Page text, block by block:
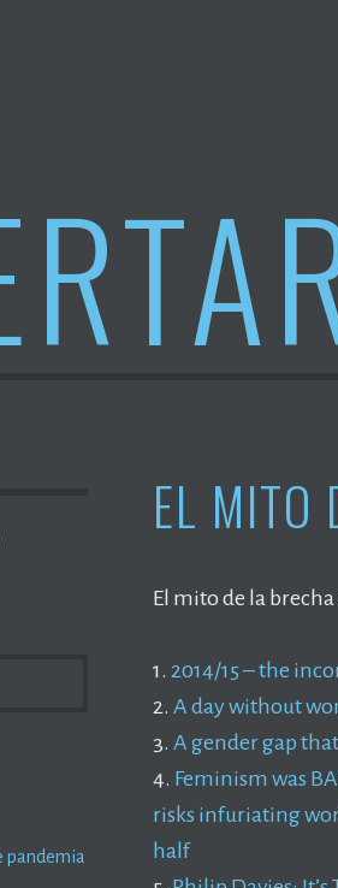
EL MITO
El mito de la
1. 2014/15 – the
2. A day without
3. A gender gap
4. Feminism was
risks infuriating
half
pandemia